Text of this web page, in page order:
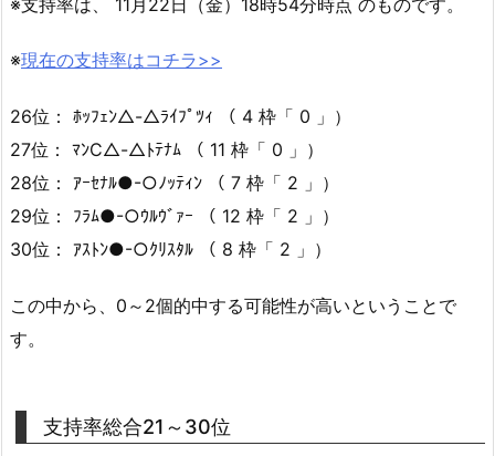
※現在の支持率はコチラ>>
26位： ﾎｯﾌｪﾝ△-△ﾗｲﾌﾟﾂｨ （ 4 枠「 0 」）
27位： ﾏﾝC△-△ﾄﾃﾅﾑ （ 11 枠「 0 」）
28位： ｱｰｾﾅﾙ●-○ﾉｯﾃｨﾝ （ 7 枠「 2 」）
29位： ﾌﾗﾑ●-○ｳﾙｳﾞｧｰ （ 12 枠「 2 」）
30位： ｱｽﾄﾝ●-○ｸﾘｽﾀﾙ （ 8 枠「 2 」）
この中から、0～2個的中する可能性が高いということで
す。
支持率総合21～30位